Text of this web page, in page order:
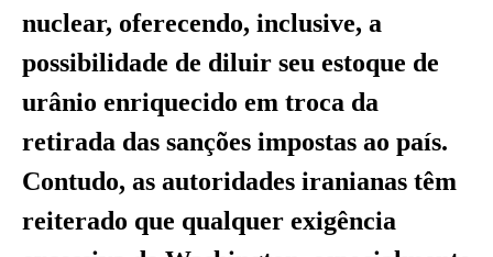
nuclear, oferecendo, inclusive, a
possibilidade de diluir seu estoque de
urânio enriquecido em troca da
retirada das sanções impostas ao país.
Contudo, as autoridades iranianas têm
reiterado que qualquer exigência